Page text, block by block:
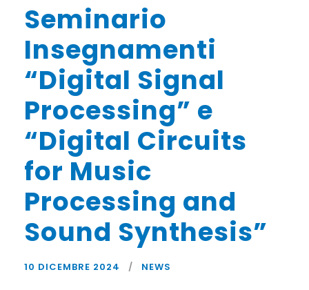
Seminario
Insegnamenti
“Digital Signal
Processing” e
“Digital Circuits
for Music
Processing and
Sound Synthesis”
10 DICEMBRE 2024 NEWS